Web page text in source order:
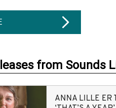
from Sounds
ANNA LILLE ER